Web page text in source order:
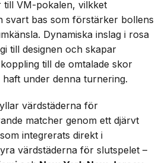
VM-pokalen, vilkket
svart bas som förstärker bollens
Dynamiska inslag i rosa
till designen och skapar
till de omtalade skor
haft under denna turnering.
värdstäderna för
matcher genom ett djärvt
integrerats direkt i
värdstäderna för slutspelet –